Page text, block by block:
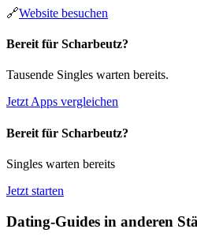
🔗Website besuchen
Bereit für Scharbeutz?
Tausende Singles warten bereits.
Jetzt Apps vergleichen
Bereit für Scharbeutz?
Singles warten bereits
Jetzt starten
Dating-Guides in anderen